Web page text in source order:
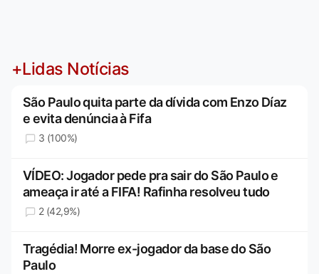
+Lidas Notícias
São Paulo quita parte da dívida com Enzo Díaz
e evita denúncia à Fifa
3 (100%)
VÍDEO: Jogador pede pra sair do São Paulo e
ameaça ir até a FIFA! Rafinha resolveu tudo
2 (42,9%)
Tragédia! Morre ex-jogador da base do São
Paulo